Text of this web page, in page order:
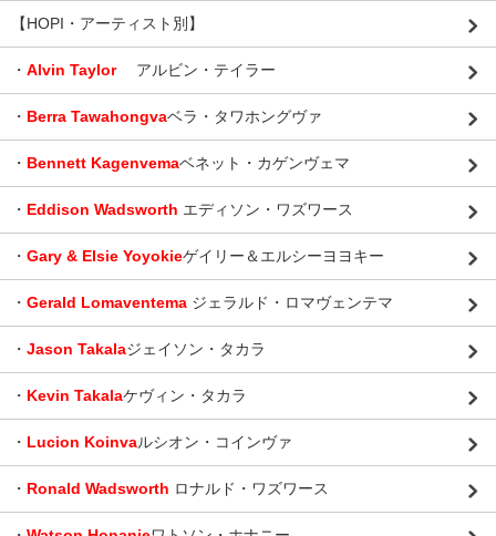
【HOPI・アーティスト別】
・ Alvin Taylor アルビン・テイラー
・ Berra Tawahongvaベラ・タワホングヴァ
・ Bennett Kagenvemaベネット・カゲンヴェマ
・ Eddison Wadsworth エディソン・ワズワース
・ Gary & Elsie Yoyokieゲイリー＆エルシーヨヨキー
・ Gerald Lomaventema ジェラルド・ロマヴェンテマ
・ Jason Takalaジェイソン・タカラ
・ Kevin Takalaケヴィン・タカラ
・ Lucion Koinvaルシオン・コインヴァ
・ Ronald Wadsworth ロナルド・ワズワース